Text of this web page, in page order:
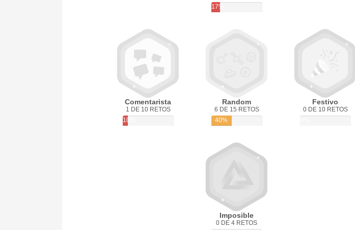
17%
Comentarista
1 DE 10 RETOS
10%
Random
6 DE 15 RETOS
40%
Festivo
0 DE 10 RETOS
Imposible
0 DE 4 RETOS